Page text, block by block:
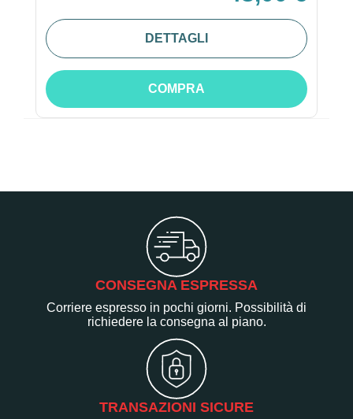
DETTAGLI
COMPRA
CONSEGNA ESPRESSA
Corriere espresso in pochi giorni. Possibilità di
richiedere la consegna al piano.
TRANSAZIONI SICURE